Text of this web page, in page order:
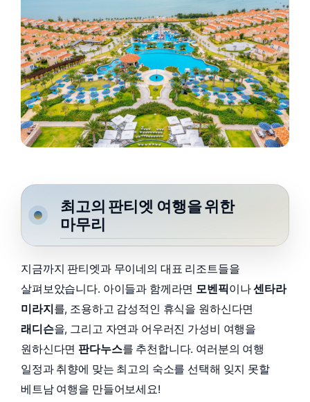
최고의 판티엣 여행을 위한
마무리
지금까지 판티엣과 무이네의 대표 리조트들을
살펴보았습니다. 아이들과 함께라면 모벤픽이나센타라
미라지를, 조용하고 감성적인 휴식을 원하신다면
래디슨을, 그리고 자연과 어우러진 가성비 여행을
원하신다면 판다누스를 추천합니다. 여러분의 여행
일정과 취향에 맞는 최고의 숙소를 선택해 잊지 못할
베트남 여행을 만들어보세요!